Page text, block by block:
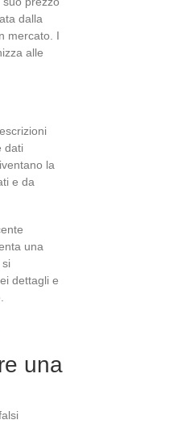
dalla
mercato. I
alle
dati
la
e da
una
si
dettagli e
una